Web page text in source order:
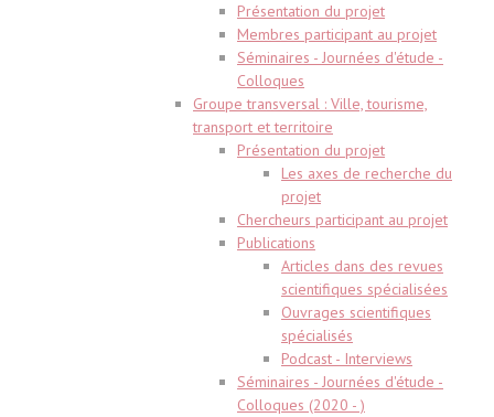
Présentation du projet
Membres participant au projet
Séminaires - Journées d'étude -
Colloques
Groupe transversal : Ville, tourisme,
transport et territoire
Présentation du projet
Les axes de recherche du
projet
Chercheurs participant au projet
Publications
Articles dans des revues
scientifiques spécialisées
Ouvrages scientifiques
spécialisés
Podcast - Interviews
Séminaires - Journées d'étude -
Colloques (2020 - )